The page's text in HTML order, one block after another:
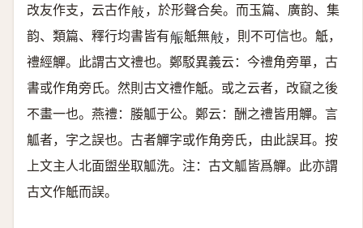
改友作支，云古作𧣄 ，於形聲合矣。而玉篇、廣韵、集
韵、類篇、釋行均書皆有𧣨 觗無𧣄 ，則不可信也。 觗，
禮經觶。 此謂古文禮也。鄭駁異義云：今禮角旁單，古
書或作角旁氏。然則古文禮作觗。或之云者，改竄之後
不畫一也。燕禮：媵觚于公。鄭云：酬之禮皆用觶。言
觚者，字之誤也。古者觶字或作角旁氏，由此誤耳。按
上文主人北面盥坐取觚洗。注：古文觚皆爲觶。此亦謂
古文作觗而誤。